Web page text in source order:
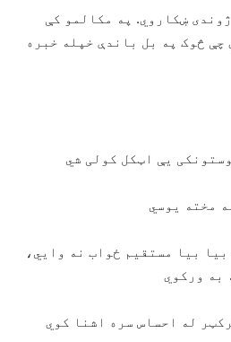
ښکاروي. په مکالمو کې
چې څوک په بل باندې خپله خبره
یې اټکل کولی شي
مخته یوسي
بیا مستقیم ځواب نه وایي،
به ورکوي
له احساس سره اشنا کوي